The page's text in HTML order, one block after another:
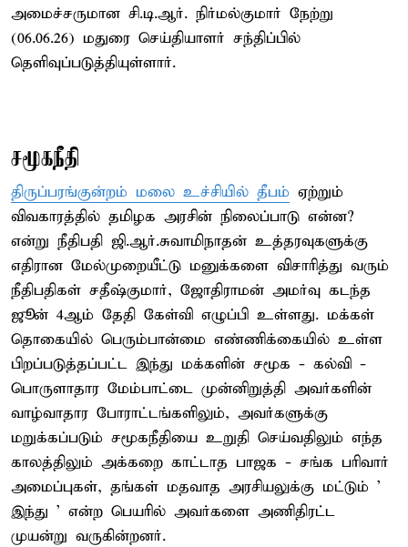
அமைச்சருமான சி.டி.ஆர். நிர்மல்குமார் நேற்று
(06.06.26) மதுரை செய்தியாளர் சந்திப்பில்
தெளிவுப்படுத்தியுள்ளார்.
சமூகநீதி
திருப்பரங்குன்றம் மலை உச்சியில் தீபம் ஏற்றும்
விவகாரத்தில் தமிழக அரசின் நிலைப்பாடு என்ன?
என்று நீதிபதி ஜி.ஆர்.சுவாமிநாதன் உத்தரவுகளுக்கு
எதிரான மேல்முறையீட்டு மனுக்களை விசாரித்து வரும்
நீதிபதிகள் சதீஷ்குமார், ஜோதிராமன் அமர்வு கடந்த
ஜூன் 4ஆம் தேதி கேள்வி எழுப்பி உள்ளது. மக்கள்
தொகையில் பெரும்பான்மை எண்ணிக்கையில் உள்ள
பிறப்படுத்தப்பட்ட இந்து மக்களின் சமூக - கல்வி -
பொருளாதார மேம்பாட்டை முன்னிறுத்தி அவர்களின்
வாழ்வாதார போராட்டங்களிலும், அவர்களுக்கு
மறுக்கப்படும் சமூகநீதியை உறுதி செய்வதிலும் எந்த
காலத்திலும் அக்கறை காட்டாத பாஜக - சங்க பரிவார்
அமைப்புகள், தங்கள் மதவாத அரசியலுக்கு மட்டும் '
இந்து ' என்ற பெயரில் அவர்களை அணிதிரட்ட
முயன்று வருகின்றனர்.